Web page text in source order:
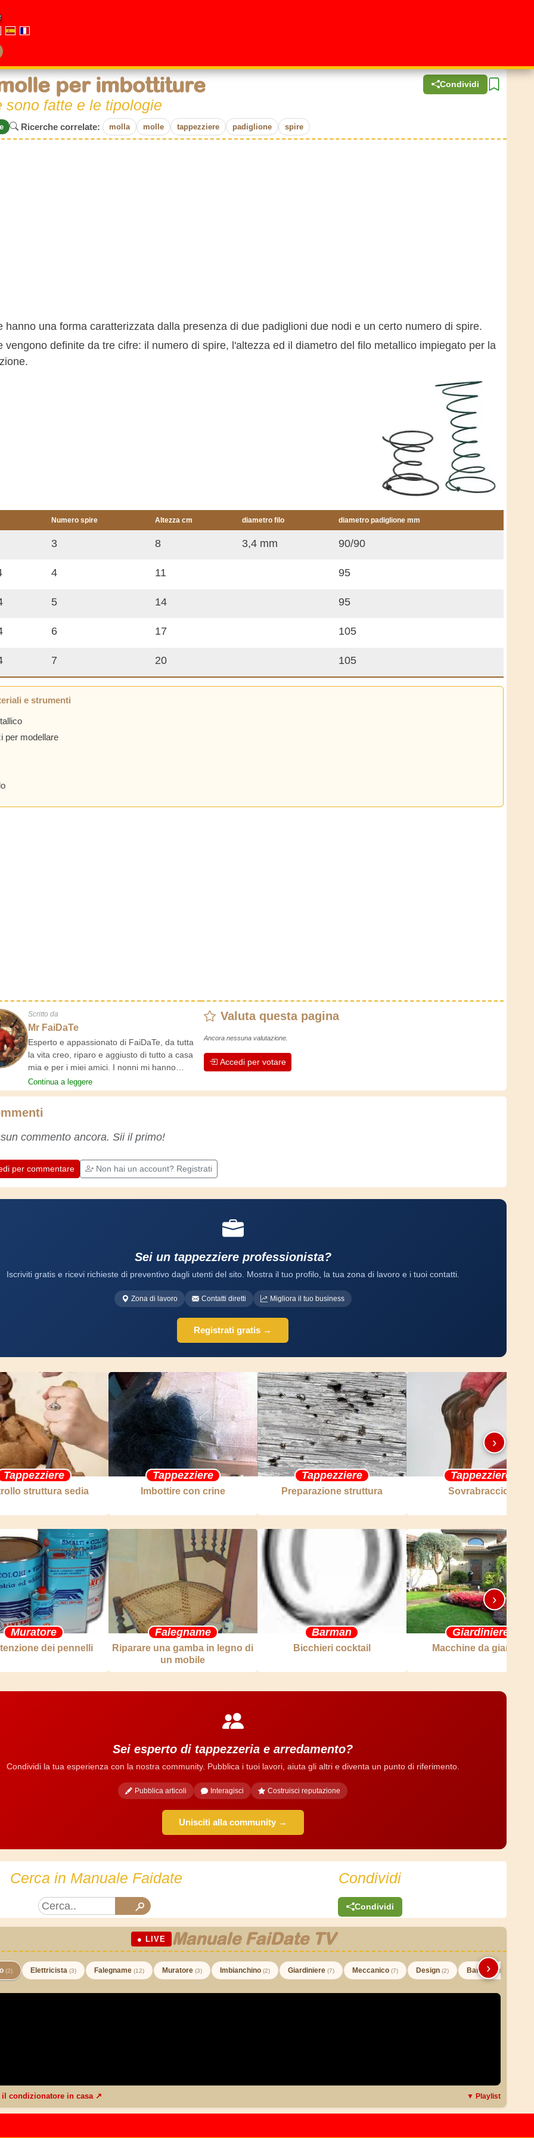
Condividi
per imbottiture
sono fatte e le tipologie
Ricerche correlate: molla molle tappezziere padiglione spire
hanno una forma caratterizzata dalla presenza di due padiglioni due nodi e un certo numero di spire.
vengono definite da tre cifre: il numero di spire, l'altezza ed il diametro del filo metallico impiegato per la
Numero spire Altezza cm diametro filo diametro padiglione mm
3 8 3,4 mm 90/90
4 11 95
5 14 95
6 17 105
7 20 105
e strumenti
per modellare
Scritto da
Mr FaiDaTe
Esperto e appassionato di FaiDaTe, da tutta
la vita creo, riparo e aggiusto di tutto a casa
mia e per i miei amici. I nonni mi hanno
insegnato i primi rudimenti, fin da piccolo e da
allora ho fatto un sacco di esperienze.
fa apprezzare l'impegno che gli artigiani
Impariamo insieme, ogni giorno è una
Continua a leggere
Valuta questa pagina
Ancora nessuna valutazione.
Accedi per votare
commento ancora. Sii il primo!
per commentare Non hai un account? Registrati
Sei un tappezziere professionista?
Iscriviti gratis e ricevi richieste di preventivo dagli utenti del sito. Mostra il tuo profilo, la tua zona di lavoro e i tuoi contatti.
Zona di lavoro Contatti diretti Migliora il tuo business
Registrati gratis →
Tappezziere
struttura sedia
Tappezziere
Imbottire con crine
Tappezziere
Preparazione struttura
Tappezziere
Sovrabraccioli
›
Muratore
dei pennelli
Falegname
Riparare una gamba in legno di
un mobile
Barman
Bicchieri cocktail
Giardiniere
Macchine da giardino
›
Sei esperto di tappezzeria e arredamento?
Condividi la tua esperienza con la nostra community. Pubblica i tuoi lavori, aiuta gli altri e diventa un punto di riferimento.
Pubblica articoli Interagisci Costruisci reputazione
Unisciti alla community →
Cerca in Manuale Faidate Condividi
Condividi
● LIVE Manuale FaiDate TV
(2) Elettricista (3) Falegname (12) Muratore (3) Imbianchino (2) Giardiniere (7) Meccanico (7) Design (2) Barman (3)
›
il condizionatore in casa ↗ ▼ Playlist